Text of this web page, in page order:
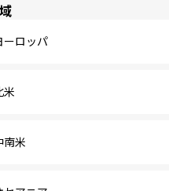
ーロッパ
米
南米